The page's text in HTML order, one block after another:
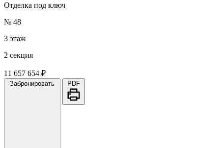
Отделка под ключ
№ 48
3 этаж
2 секция
11 657 654 ₽
Забронировать PDF